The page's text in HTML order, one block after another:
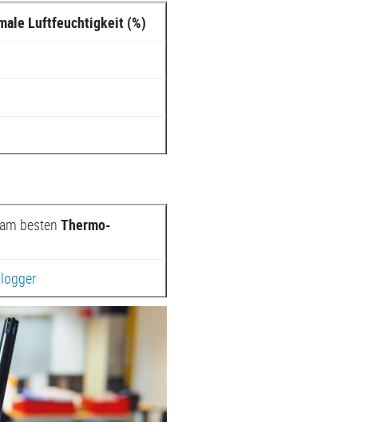
Luftfeuchtigkeit (%)
besten Thermo-